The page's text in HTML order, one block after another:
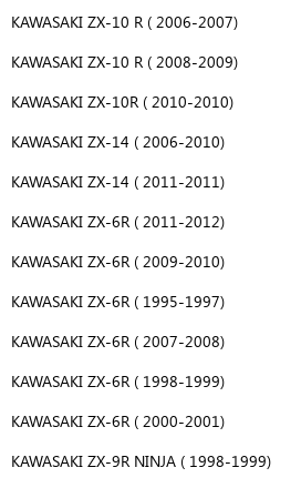
KAWASAKI ZX-10 R ( 2006-2007)
KAWASAKI ZX-10 R ( 2008-2009)
KAWASAKI ZX-10R ( 2010-2010)
KAWASAKI ZX-14 ( 2006-2010)
KAWASAKI ZX-14 ( 2011-2011)
KAWASAKI ZX-6R ( 2011-2012)
KAWASAKI ZX-6R ( 2009-2010)
KAWASAKI ZX-6R ( 1995-1997)
KAWASAKI ZX-6R ( 2007-2008)
KAWASAKI ZX-6R ( 1998-1999)
KAWASAKI ZX-6R ( 2000-2001)
KAWASAKI ZX-9R NINJA ( 1998-1999)